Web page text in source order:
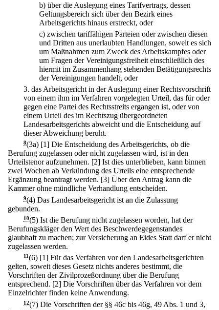
b) über die Auslegung eines Tarifvertrags, dessen
Geltungsbereich sich über den Bezirk eines
Arbeitsgerichts hinaus erstreckt, oder
c) zwischen tariffähigen Parteien oder zwischen diesen
und Dritten aus unerlaubten Handlungen, soweit es sich
um Maßnahmen zum Zweck des Arbeitskampfes oder
um Fragen der Vereinigungsfreiheit einschließlich des
hiermit im Zusammenhang stehenden Betätigungsrechts
der Vereinigungen handelt, oder
3. das Arbeitsgericht in der Auslegung einer Rechtsvorschrift
von einem ihm im Verfahren vorgelegten Urteil, das für oder
gegen eine Partei des Rechtsstreits ergangen ist, oder von
einem Urteil des im Rechtszug übergeordneten
Landesarbeitsgerichts abweicht und die Entscheidung auf
dieser Abweichung beruht.
8(3a) [1] Die Entscheidung des Arbeitsgerichts, ob die
Berufung zugelassen oder nicht zugelassen wird, ist in den
Urteilstenor aufzunehmen. [2] Ist dies unterblieben, kann binnen
zwei Wochen ab Verkündung des Urteils eine entsprechende
Ergänzung beantragt werden. [3] Über den Antrag kann die
Kammer ohne mündliche Verhandlung entscheiden.
9(4) Das Landesarbeitsgericht ist an die Zulassung
gebunden.
10(5) Ist die Berufung nicht zugelassen worden, hat der
Berufungskläger den Wert des Beschwerdegegenstandes
glaubhaft zu machen; zur Versicherung an Eides Statt darf er nicht
zugelassen werden.
11(6) [1] Für das Verfahren vor den Landesarbeitsgerichten
gelten, soweit dieses Gesetz nichts anderes bestimmt, die
Vorschriften der Zivilprozeßordnung über die Berufung
entsprechend. [2] Die Vorschriften über das Verfahren vor dem
Einzelrichter finden keine Anwendung.
12(7) Die Vorschriften der §§ 46c bis 46g, 49 Abs. 1 und 3,